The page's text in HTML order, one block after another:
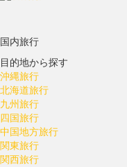
国内旅行
目的地から探す
沖縄旅行
北海道旅行
九州旅行
四国旅行
中国地方旅行
関東旅行
関西旅行